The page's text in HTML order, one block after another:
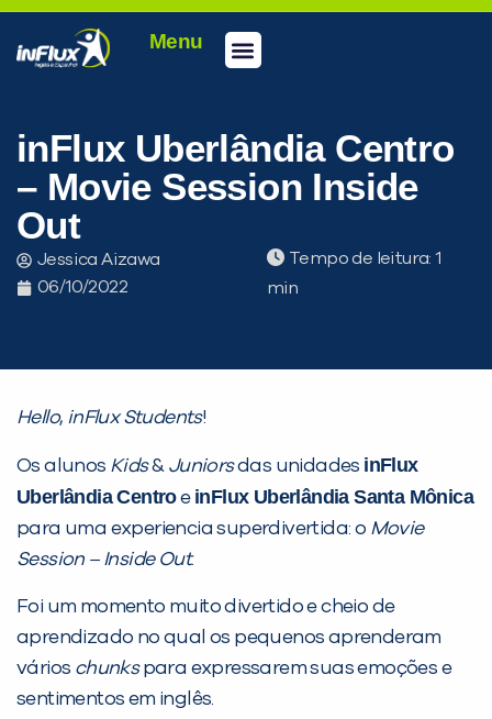
Menu
inFlux Uberlândia Centro
– Movie Session Inside
Out
Jessica Aizawa
06/10/2022
Tempo de leitura:
Hello, inFlux Students!
Os alunos Kids& Juniorsdas unidades inFlux
Uberlândia Centroe inFlux Uberlândia Santa Mônica
para uma experiencia superdivertida: o Movie
Session – Inside Out.
Foi um momento muito divertido e cheio de
aprendizado no qual os pequenos aprenderam
vários chunkspara expressarem suas emoções e
sentimentos em inglês.
PEÇA UMA DEMONSTRAÇÃO DE MÉTODO
Não encontramos nenhuma unidade
inFlux nesta cidade ou bairro que
você digitou.